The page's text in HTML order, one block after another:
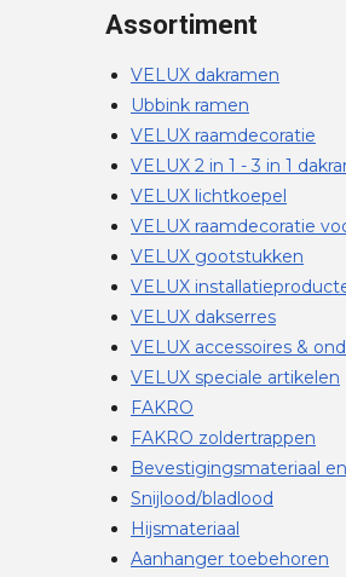
Assortiment
VELUX dakramen
Ubbink ramen
VELUX raamdecoratie
VELUX 2 in 1 - 3 in 1
VELUX lichtkoepel
VELUX raamdecoratie
VELUX gootstukken
VELUX
VELUX dakserres
VELUX accessoires &
VELUX speciale artikelen
FAKRO
FAKRO zoldertrappen
Bevestigingsmateriaal
Snijlood/bladlood
Hijsmateriaal
Aanhanger toebehoren